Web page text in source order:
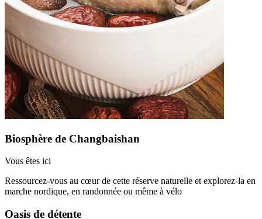
Biosphère de Changbaishan
Vous êtes ici
Ressourcez-vous au cœur de cette réserve naturelle et explorez-la en
marche nordique, en randonnée ou même à vélo
Oasis de détente